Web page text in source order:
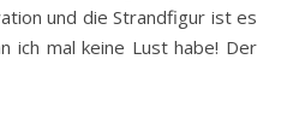
und die Strandfigur ist es
ich mal keine Lust habe! Der